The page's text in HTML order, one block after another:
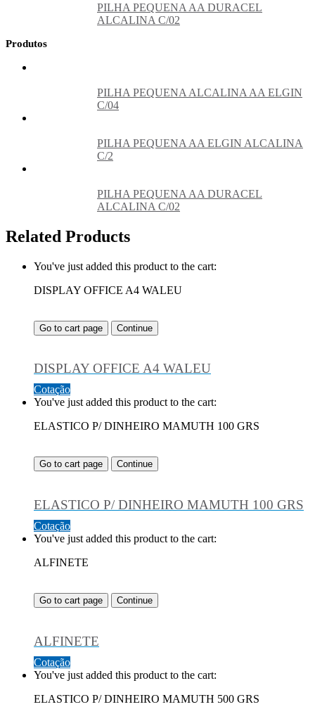
PILHA PEQUENA AA DURACEL
ALCALINA C/02
Produtos
PILHA PEQUENA ALCALINA AA ELGIN
C/04
PILHA PEQUENA AA ELGIN ALCALINA
C/2
PILHA PEQUENA AA DURACEL
ALCALINA C/02
Related Products
You've just added this product to the cart:
DISPLAY OFFICE A4 WALEU
Go to cart page Continue
DISPLAY OFFICE A4 WALEU
Cotação
You've just added this product to the cart:
ELASTICO P/ DINHEIRO MAMUTH 100 GRS
Go to cart page Continue
ELASTICO P/ DINHEIRO MAMUTH 100 GRS
Cotação
You've just added this product to the cart:
ALFINETE
Go to cart page Continue
ALFINETE
Cotação
You've just added this product to the cart:
ELASTICO P/ DINHEIRO MAMUTH 500 GRS